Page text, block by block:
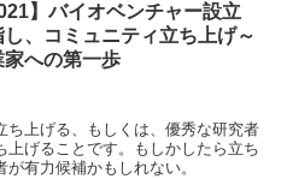
】バイオベンチャー設立
し、コミュニティ立ち上げ～
家への第一歩
ち上げる、もしくは、優秀な研究者
上げることです。もしかしたら立ち
有力候補かもしれない。